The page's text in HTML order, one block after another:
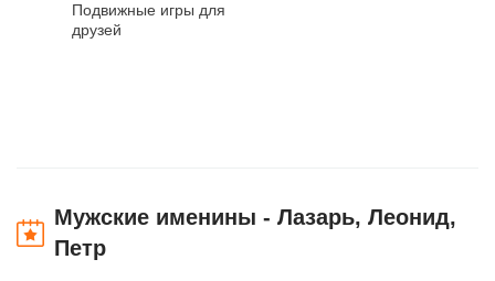
Подвижные игры для
друзей
Мужские именины - Лазарь, Леонид,
Петр